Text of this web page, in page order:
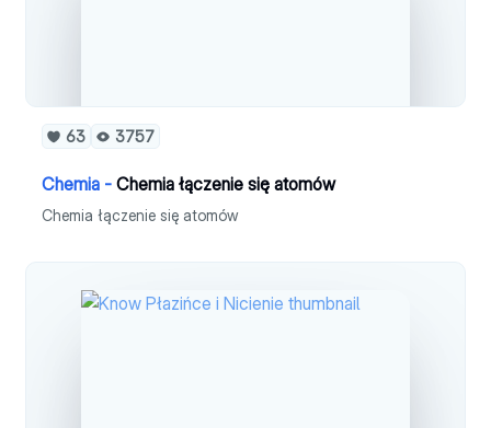
63 3757
Chemia - Chemia łączenie się atomów
Chemia łączenie się atomów